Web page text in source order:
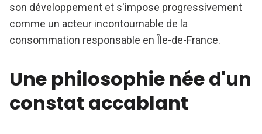
son développement et s'impose progressivement
comme un acteur incontournable de la
consommation responsable en Île-de-France.
Une philosophie née d'un
constat accablant